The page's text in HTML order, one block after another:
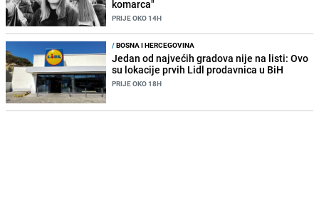
komarca"
PRIJE OKO 14H
/BOSNA I HERCEGOVINA
Jedan od najvećih gradova nije na listi: Ovo
su lokacije prvih Lidl prodavnica u BiH
PRIJE OKO 18H